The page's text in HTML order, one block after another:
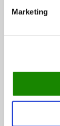
Marketing